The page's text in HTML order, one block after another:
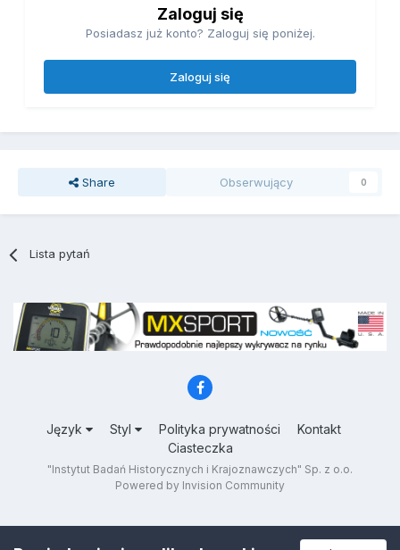
Zaloguj się
Posiadasz już konto? Zaloguj się poniżej.
Zaloguj się
Share Obserwujący 0
Lista pytań
Język Styl Polityka prywatności
Kontakt
Ciasteczka
"Instytut Badań Historycznych i Krajoznawczych" Sp. z o.o.
Powered by Invision Community